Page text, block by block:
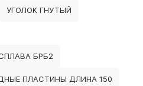
УГОЛОК ГНУТЫЙ
БРБ2
ПЛАСТИНЫ ДЛИНА 150